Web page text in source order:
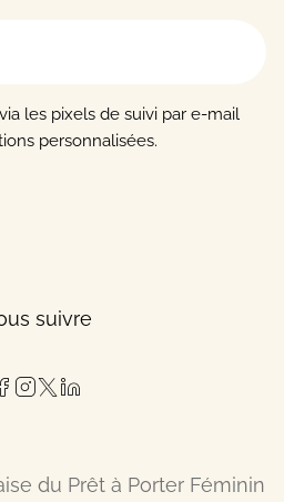
les pixels de suivi par e-mail
personnalisées.
suivre
du Prêt à Porter Féminin